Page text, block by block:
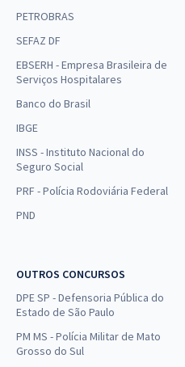
PETROBRAS
SEFAZ DF
EBSERH - Empresa Brasileira de
Serviços Hospitalares
Banco do Brasil
IBGE
INSS - Instituto Nacional do
Seguro Social
PRF - Polícia Rodoviária Federal
PND
OUTROS CONCURSOS
DPE SP - Defensoria Pública do
Estado de São Paulo
PM MS - Polícia Militar de Mato
Grosso do Sul